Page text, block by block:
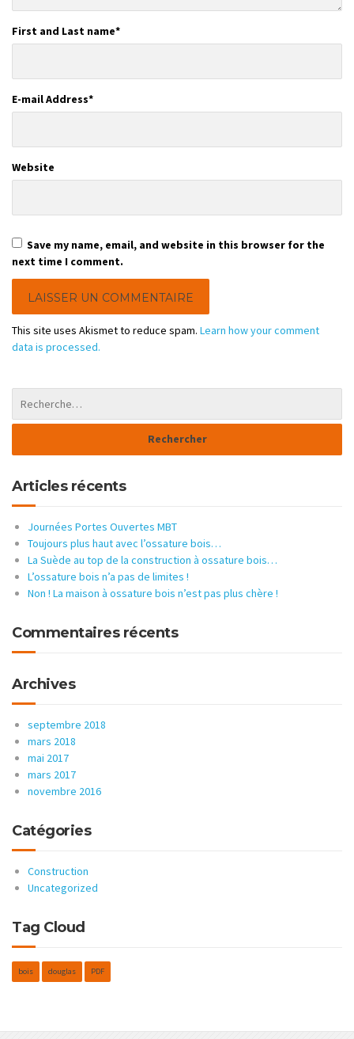
First and Last name*
E-mail Address*
Website
Save my name, email, and website in this browser for the
next time I comment.
This site uses Akismet to reduce spam. Learn how your comment
data is processed.
Articles récents
Journées Portes Ouvertes MBT
Toujours plus haut avec l’ossature bois…
La Suède au top de la construction à ossature bois…
L’ossature bois n’a pas de limites !
Non ! La maison à ossature bois n’est pas plus chère !
Commentaires récents
Archives
septembre 2018
mars 2018
mai 2017
mars 2017
novembre 2016
Catégories
Construction
Uncategorized
Tag Cloud
bois douglas PDF